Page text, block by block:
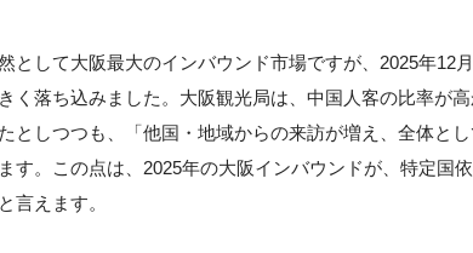
として大阪最大のインバウンド市場ですが、2025年12
く落ち込みました。大阪観光局は、中国人客の比率が
としつつも、「他国・地域からの来訪が増え、全体と
す。この点は、2025年の大阪インバウンドが、特定国
言えます。